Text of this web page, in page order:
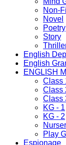
Non-
Novel
Poetry
Story
English
English
ENGLISH
Class
Class
Class
KG - 1
KG - 2
Play
Espionage